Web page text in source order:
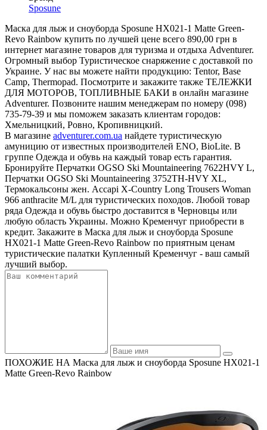
Sposune
Маска для лыж и сноуборда Sposune HX021-1 Matte Green-
Revo Rainbow купить по лучшей цене всего 890,00 грн в
интернет магазине товаров для туризма и отдыха Adventurer.
Огромный выбор Туристическое снаряжение с доставкой по
Украине. У нас вы можете найти продукцию: Tentor, Base
Camp, Thermopad. Посмотрите и закажите также ТЕЛЕЖКИ
ДЛЯ МОТОРОВ, ТОПЛИВНЫЕ БАКИ в онлайн магазине
Adventurer. Позвоните нашим менеджерам по номеру (098)
735-79-39 и мы поможем заказать клиентам городов:
Хмельницкий, Ровно, Кропивницкий.
В магазине adventurer.com.ua найдете туристическую
амуницию от известных производителей ENO, BioLite. В
группе Одежда и обувь на каждый товар есть гарантия.
Бронируйте Перчатки OGSO Ski Mountaineering 7622HVY L,
Перчатки OGSO Ski Mountaineering 3752TH-HVY XL,
Термокальсоны жен. Accapi X-Country Long Trousers Woman
966 anthracite M/L для туристических походов. Любой товар
ряда Одежда и обувь быстро доставится в Черновцы или
любую область Украины. Можно Кременчуг приобрести в
кредит. Закажите в Маска для лыж и сноуборда Sposune
HX021-1 Matte Green-Revo Rainbow по приятным ценам
туристические палатки Купленный Кременчуг - ваш самый
лучший выбор.
ПОХОЖИЕ НА Маска для лыж и сноуборда Sposune HX021-1
Matte Green-Revo Rainbow